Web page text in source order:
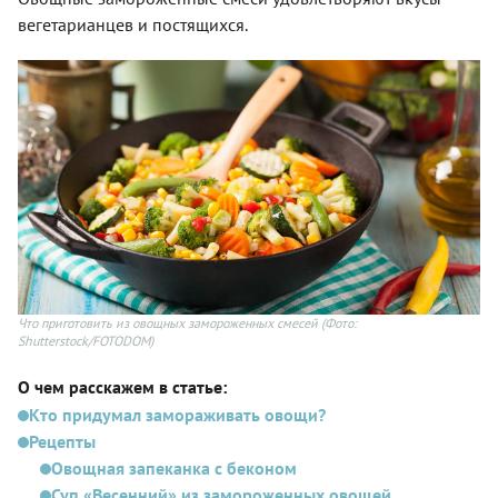
вегетарианцев и постящихся.
Что приготовить из овощных замороженных смесей (Фото:
Shutterstock/FOTODOM)
О чем расскажем в статье:
Кто придумал замораживать овощи?
Рецепты
Овощная запеканка с беконом